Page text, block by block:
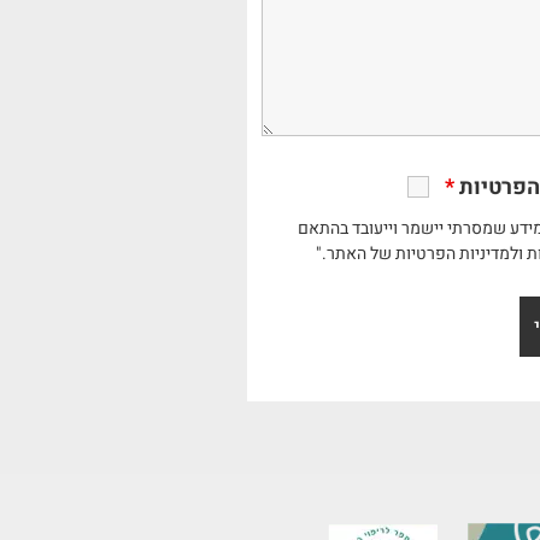
*
שמסרתי יישמר וייעובד בהתאם
ולמדיניות הפרטיות של האתר."